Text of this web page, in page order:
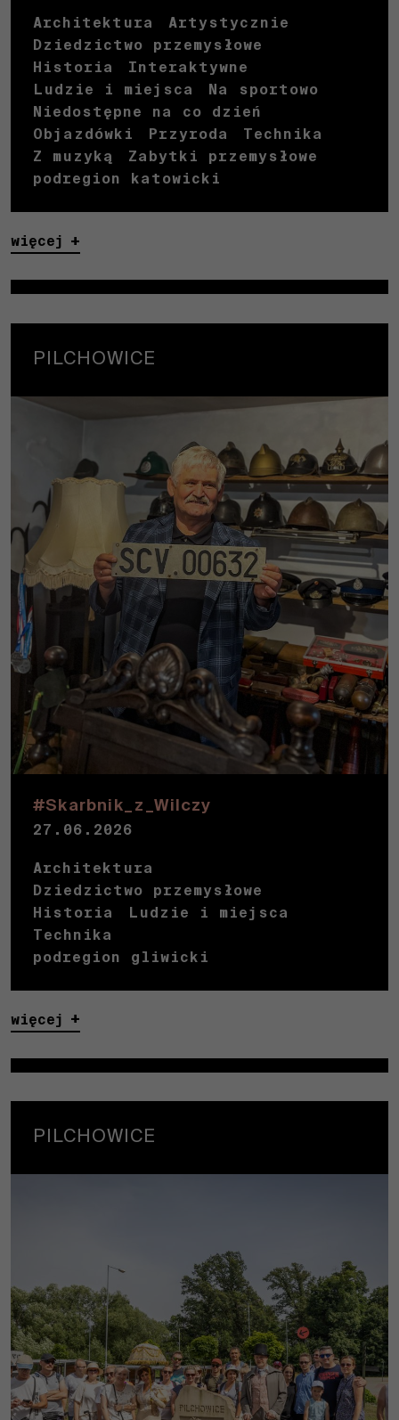
Architektura
Artystycznie
Dziedzictwo przemysłowe
Historia
Interaktywne
Ludzie i miejsca
Na sportowo
Niedostępne na co dzień
Objazdówki
Przyroda
Technika
Z muzyką
Zabytki przemysłowe
podregion katowicki
więcej
PILCHOWICE
#Skarbnik_z_Wilczy
27.06.2026
Architektura
Dziedzictwo przemysłowe
Historia
Ludzie i miejsca
Technika
podregion gliwicki
więcej
PILCHOWICE